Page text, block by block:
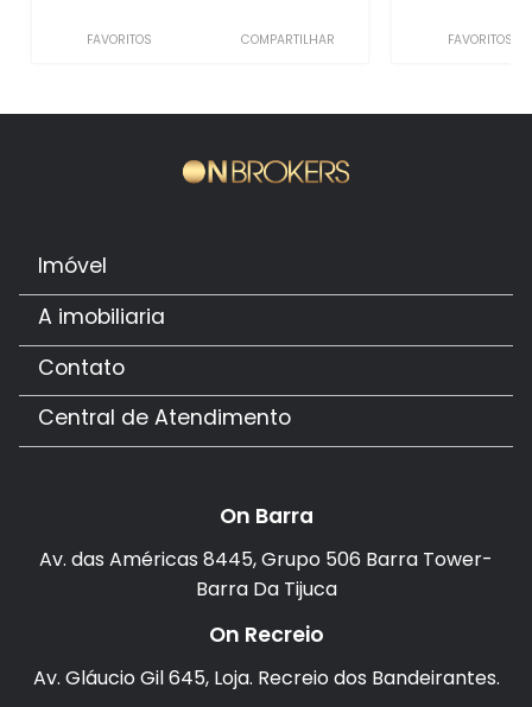
FAVORITOS COMPARTILHAR FAVORITOS
Imóvel
A imobiliaria
Contato
Central de Atendimento
On Barra
Av. das Américas 8445, Grupo 506 Barra Tower-
Barra Da Tijuca
On Recreio
Av. Gláucio Gil 645, Loja. Recreio dos Bandeirantes.